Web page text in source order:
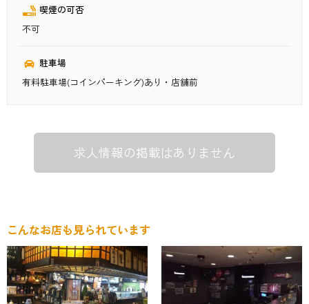
喫煙の可否
不可
駐車場
有料駐車場(コインパーキング)あり・店舗前
求人情報の掲載はありません
こんなお店も見られています